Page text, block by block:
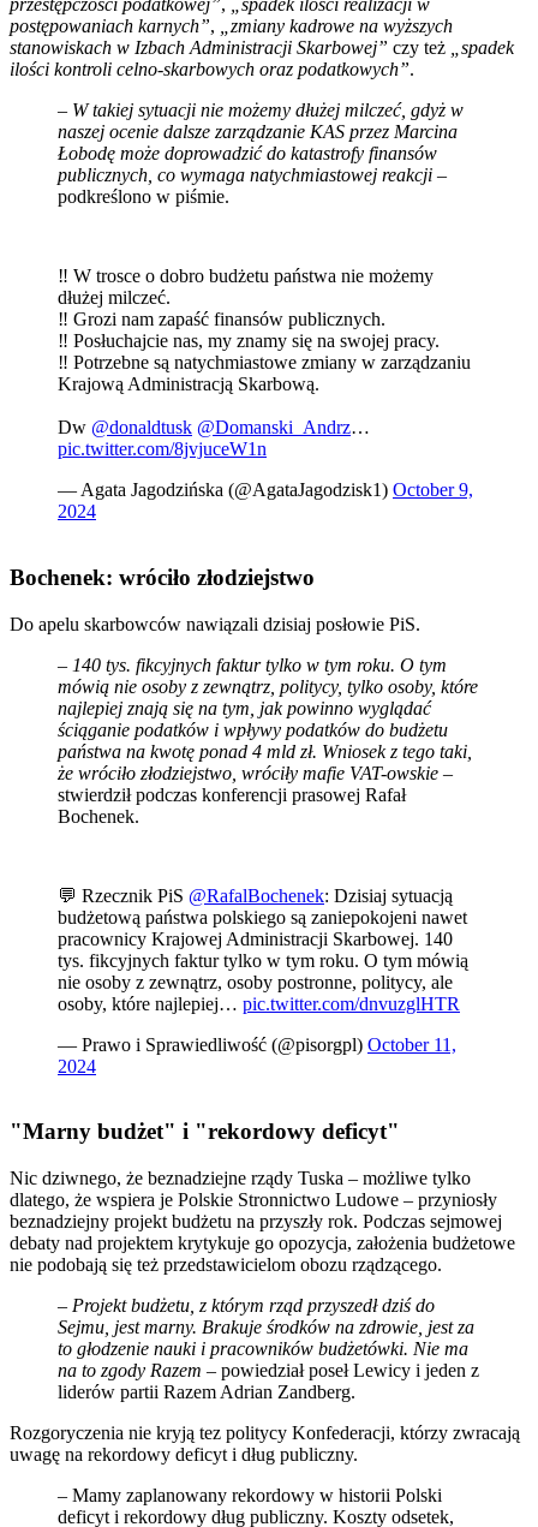
przestępczości podatkowej”,
„spadek ilości realizacji w
postępowaniach karnych”,
„zmiany kadrowe na wyższych
stanowiskach w Izbach Administracji Skarbowej” czy też
„spadek
ilości kontroli celno-skarbowych oraz podatkowych”.
– W takiej sytuacji nie możemy dłużej milczeć, gdyż w
naszej ocenie dalsze zarządzanie KAS przez Marcina
Łobodę może doprowadzić do katastrofy finansów
publicznych, co wymaga natychmiastowej reakcji –
podkreślono w piśmie.
‼️ W trosce o dobro budżetu państwa nie możemy
dłużej milczeć.
‼️ Grozi nam zapaść finansów publicznych.
‼️ Posłuchajcie nas, my znamy się na swojej pracy.
‼️ Potrzebne są natychmiastowe zmiany w zarządzaniu
Krajową Administracją Skarbową.
Dw @donaldtusk @Domanski_Andrz…
pic.twitter.com/8jvjuceW1n
— Agata Jagodzińska (@AgataJagodzisk1) October 9,
2024
Bochenek: wróciło złodziejstwo
Do apelu skarbowców nawiązali dzisiaj posłowie PiS.
– 140 tys. fikcyjnych faktur tylko w tym roku. O tym
mówią nie osoby z zewnątrz, politycy, tylko osoby, które
najlepiej znają się na tym, jak powinno wyglądać
ściąganie podatków i wpływy podatków do budżetu
państwa na kwotę ponad 4 mld zł. Wniosek z tego taki,
że wróciło złodziejstwo, wróciły mafie VAT-owskie –
stwierdził podczas konferencji prasowej Rafał
Bochenek.
💬 Rzecznik PiS @RafalBochenek: Dzisiaj sytuacją
budżetową państwa polskiego są zaniepokojeni nawet
pracownicy Krajowej Administracji Skarbowej. 140
tys. fikcyjnych faktur tylko w tym roku. O tym mówią
nie osoby z zewnątrz, osoby postronne, politycy, ale
osoby, które najlepiej… pic.twitter.com/dnvuzglHTR
— Prawo i Sprawiedliwość (@pisorgpl) October 11,
2024
"Marny budżet" i "rekordowy deficyt"
Nic dziwnego, że beznadziejne rządy Tuska – możliwe tylko
dlatego, że wspiera je Polskie Stronnictwo Ludowe – przyniosły
beznadziejny projekt budżetu na przyszły rok. Podczas sejmowej
debaty nad projektem krytykuje go opozycja, założenia budżetowe
nie podobają się też przedstawicielom obozu rządzącego.
– Projekt budżetu, z którym rząd przyszedł dziś do
Sejmu, jest marny. Brakuje środków na zdrowie, jest za
to głodzenie nauki i pracowników budżetówki. Nie ma
na to zgody Razem – powiedział poseł Lewicy i jeden z
liderów partii Razem Adrian Zandberg.
Rozgoryczenia nie kryją tez politycy Konfederacji, którzy zwracają
uwagę na rekordowy deficyt i dług publiczny.
– Mamy zaplanowany rekordowy w historii Polski
deficyt i rekordowy dług publiczny. Koszty odsetek,